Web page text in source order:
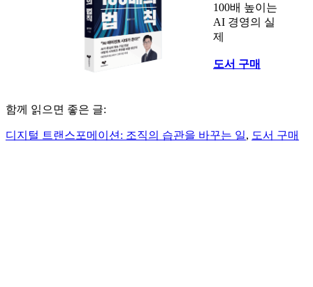
100배 높이는
AI 경영의 실
제
도서 구매
함께 읽으면 좋은 글:
디지털 트랜스포메이션: 조직의 습관을 바꾸는 일, 도서 구매